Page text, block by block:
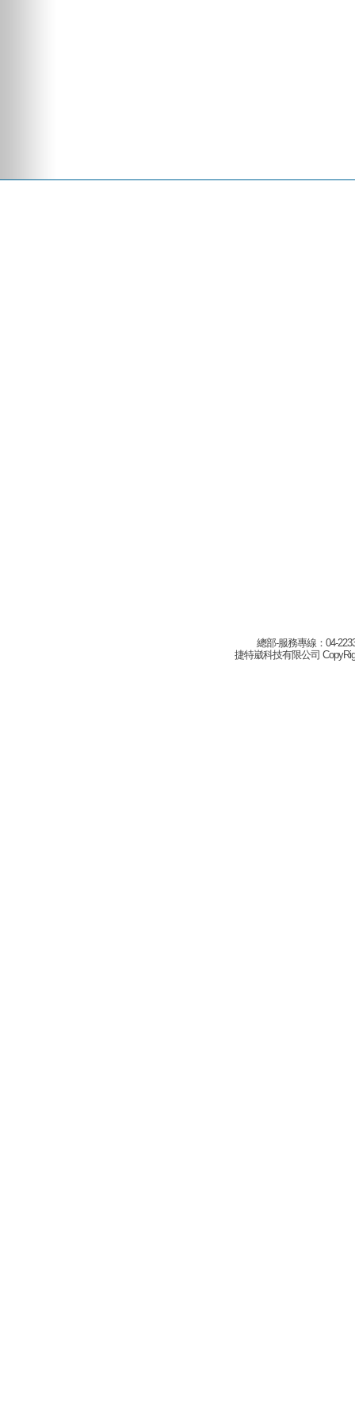
總部-服務專線：04-
捷特崴科技有限公司